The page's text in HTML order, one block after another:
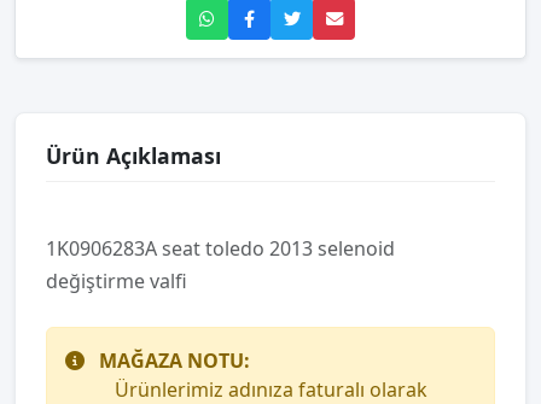
Ürün Açıklaması
1K0906283A seat toledo 2013 selenoid
değiştirme valfi
MAĞAZA NOTU:
Ürünlerimiz adınıza faturalı olarak